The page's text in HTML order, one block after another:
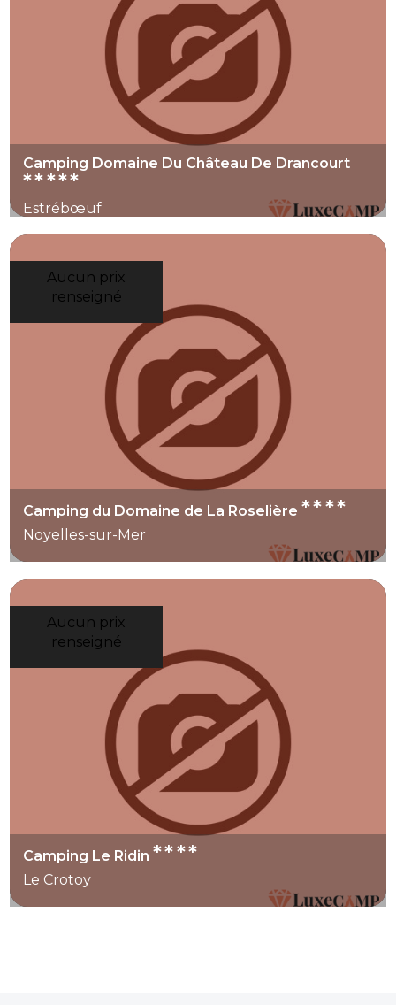
Hauts-de-France, le lieu offre une base simple et
cohérente pour profiter de la Baie de Somme.
Camping Domaine Du Château De Drancourt
*****
Estrébœuf
Aucun prix
renseigné
Camping du Domaine de La Roselière****
Noyelles-sur-Mer
Aucun prix
renseigné
Camping Le Ridin****
Le Crotoy